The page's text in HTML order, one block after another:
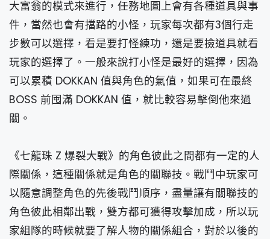
大富翁的模式來進行，任務地圖上會有各種道具與事
件，當然也會有擋路的小怪，玩家每次都有3個行走
步數可以選擇，看是要打怪練功，還是要撿道具就看
玩家的選擇了。一般來說打小怪是最好的選擇，因為
可以累積 DOKKAN 值與角色的氣值，如果可在最終
BOSS 前囤滿 DOKKAN 值，就比較容易擊倒他來過
關。
《七龍珠 Z 爆裂大戰》的角色彼此之間都有一定的人
際關係，這種關係就是角色的關聯技。戰鬥中玩家可
以隨意調整角色的先後戰鬥順序，盡量讓有關聯技的
角色彼此相鄰出戰，雙方都可獲得攻擊加成，所以玩
家組隊的時候就要了解人物的關係組合，對於以後的